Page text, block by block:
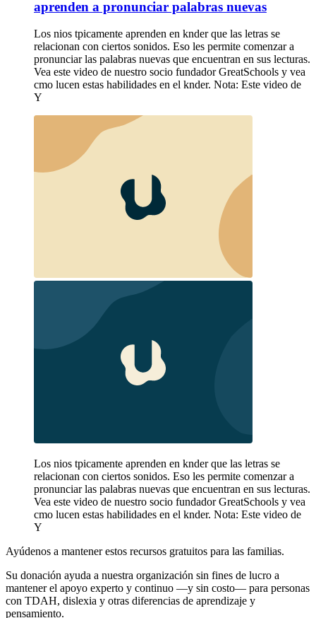
aprenden a pronunciar palabras nuevas
Los nios tpicamente aprenden en knder que las letras se
relacionan con ciertos sonidos. Eso les permite comenzar a
pronunciar las palabras nuevas que encuentran en sus lecturas.
Vea este video de nuestro socio fundador GreatSchools y vea
cmo lucen estas habilidades en el knder. Nota: Este video de
Y
Los nios tpicamente aprenden en knder que las letras se
relacionan con ciertos sonidos. Eso les permite comenzar a
pronunciar las palabras nuevas que encuentran en sus lecturas.
Vea este video de nuestro socio fundador GreatSchools y vea
cmo lucen estas habilidades en el knder. Nota: Este video de
Y
Ayúdenos a mantener estos recursos gratuitos para las familias.
Su donación ayuda a nuestra organización sin fines de lucro a
mantener el apoyo experto y continuo —y sin costo— para personas
con TDAH, dislexia y otras diferencias de aprendizaje y
pensamiento.